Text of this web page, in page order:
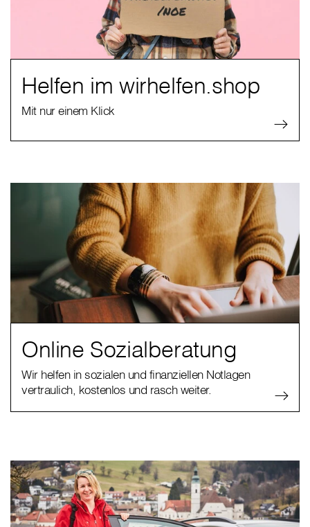
Helfen im wirhelfen.shop
Mit nur einem Klick
Online Sozialberatung
Wir helfen in sozialen und finanziellen Notlagen
vertraulich, kostenlos und rasch weiter.